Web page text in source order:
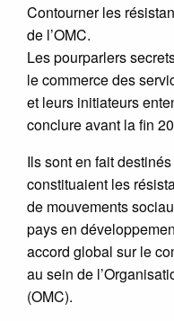
Contourner les
de l’OMC.
Les pourparlers
le commerce des
et leurs initiateurs
conclure avant la fin
Ils sont en fait
constituaient les
de mouvements
pays en
accord global sur le
au sein de
(OMC).